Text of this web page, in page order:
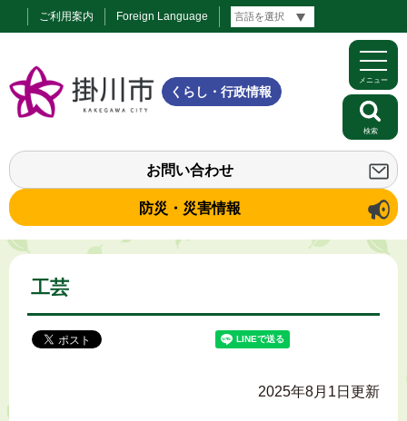
ご利用案内 Foreign Language
くらし・行政情報
お問い合わせ
防災・災害情報
メニュー
検索
工芸
2025年8月1日更新